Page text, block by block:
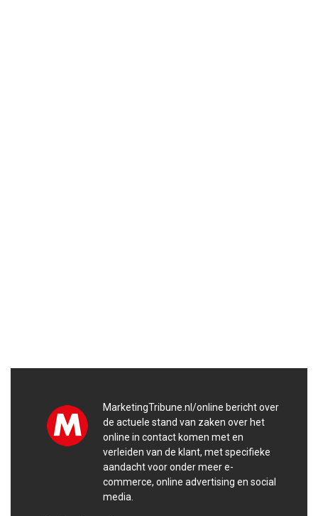
MarketingTribune.nl/online bericht over
de actuele stand van zaken over het
online in contact komen met en
verleiden van de klant, met specifieke
aandacht voor onder meer e-
commerce, online advertising en social
media.